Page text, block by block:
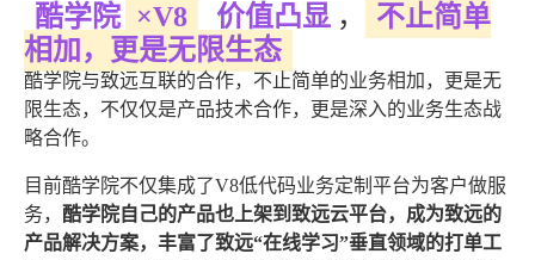
酷学院 ×V8 价值凸显 ，
不止简单
相加，更是无限生态
酷学院与致远互联的合作，不止简单的业务相加，更是无
限生态，不仅仅是产品技术合作，更是深入的业务生态战
略合作。
目前酷学院不仅集成了V8低代码业务定制平台为客户做服
务， 酷学院自己的产品也上架到致远云平台，成为致远的
产品解决方案，丰富了致远“在线学习”垂直领域的打单工